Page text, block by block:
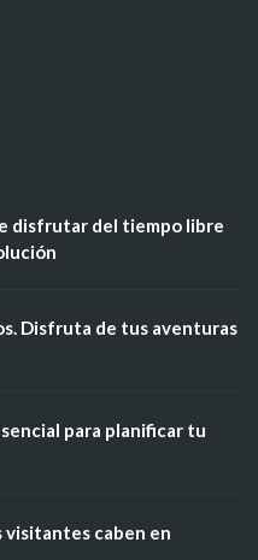
disfrutar del tiempo libre
Disfruta de tus aventuras
para planificar tu
visitantes caben en